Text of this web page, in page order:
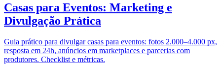
Casas para Eventos: Marketing e
Divulgação Prática
Guia prático para divulgar casas para eventos: fotos 2.000–4.000 px,
resposta em 24h, anúncios em marketplaces e parcerias com
produtores. Checklist e métricas.